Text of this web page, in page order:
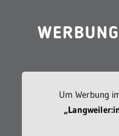
Um Werbung